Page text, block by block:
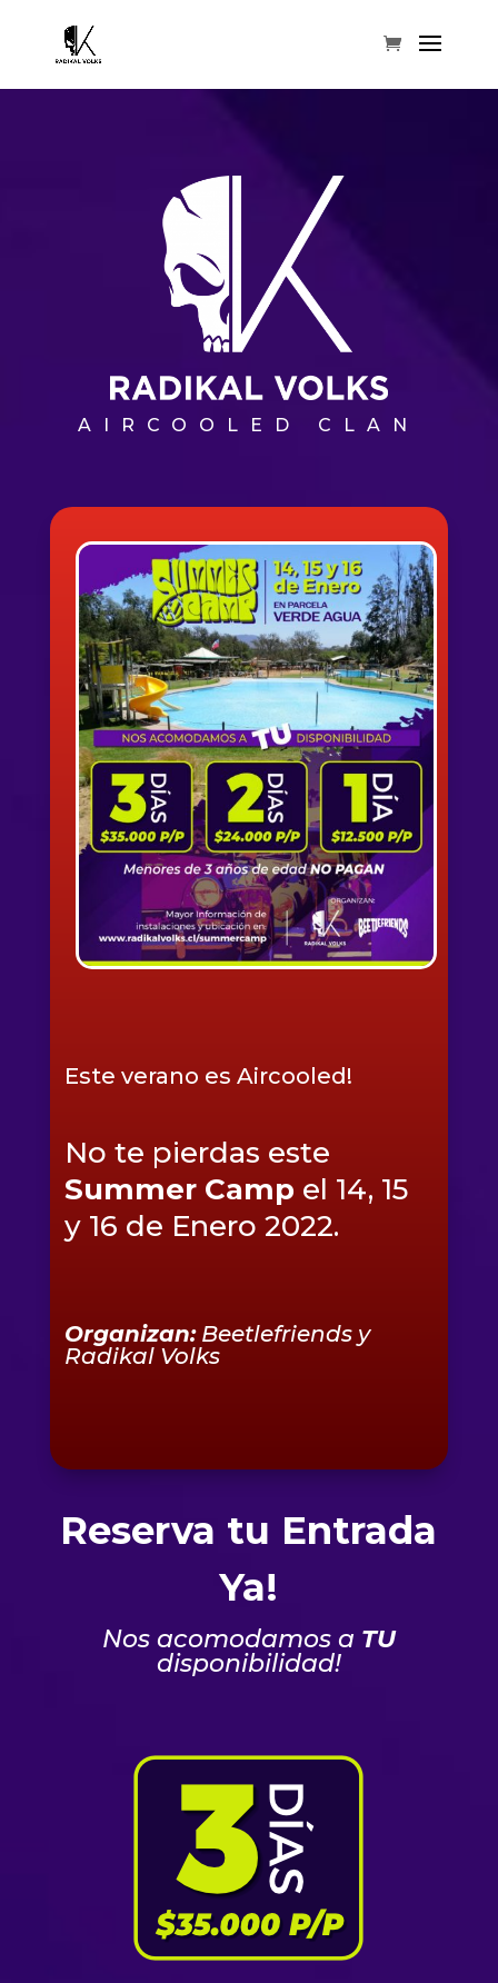
AIRCOOLED CLAN
Este verano es Aircooled!
No te pierdas este
Summer Camp el 14, 15
y 16 de Enero 2022.
Organizan:Beetlefriends y
Radikal Volks
Reserva tu Entrada
Ya!
Nos acomodamos a TU
disponibilidad!